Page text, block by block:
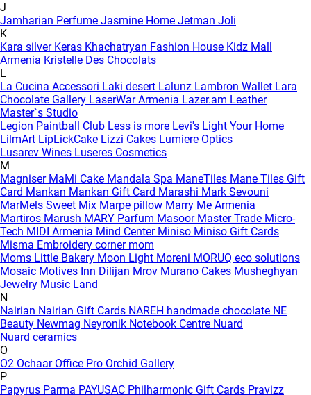
J
Jamharian Perfume Jasmine Home Jetman Joli
K
Kara silver Keras Khachatryan Fashion House Kidz Mall
Armenia Kristelle Des Chocolats
L
La Cucina Accessori Laki desert Lalunz Lambron Wallet Lara
Chocolate Gallery LaserWar Armenia Lazer.am Leather
Master`s Studio
Legion Paintball Club Less is more Levi's Light Your Home
LilmArt LipLickCake Lizzi Cakes Lumiere Optics
Lusarev Wines Luseres Cosmetics
M
Magniser MaMi Cake Mandala Spa ManeTiles Mane Tiles Gift
Card Mankan Mankan Gift Card Marashi Mark Sevouni
MarMels Sweet Mix Marpe pillow Marry Me Armenia
Martiros Marush MARY Parfum Masoor Master Trade Micro-
Tech MIDI Armenia Mind Center Miniso Miniso Gift Cards
Misma Embroidery corner mom
Moms Little Bakery Moon Light Moreni MORUQ eco solutions
Mosaic Motives Inn Dilijan Mrov Murano Cakes Musheghyan
Jewelry Music Land
N
Nairian Nairian Gift Cards NAREH handmade chocolate NE
Beauty Newmag Neyronik Notebook Centre Nuard
Nuard ceramics
O
O2 Ochaar Office Pro Orchid Gallery
P
Papyrus Parma PAYUSAC Philharmonic Gift Cards Pravizz